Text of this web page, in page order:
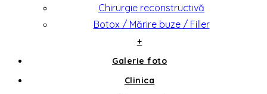
Chirurgie reconstructivă
Botox / Mărire buze / Filler
+
Galerie foto
Clinica